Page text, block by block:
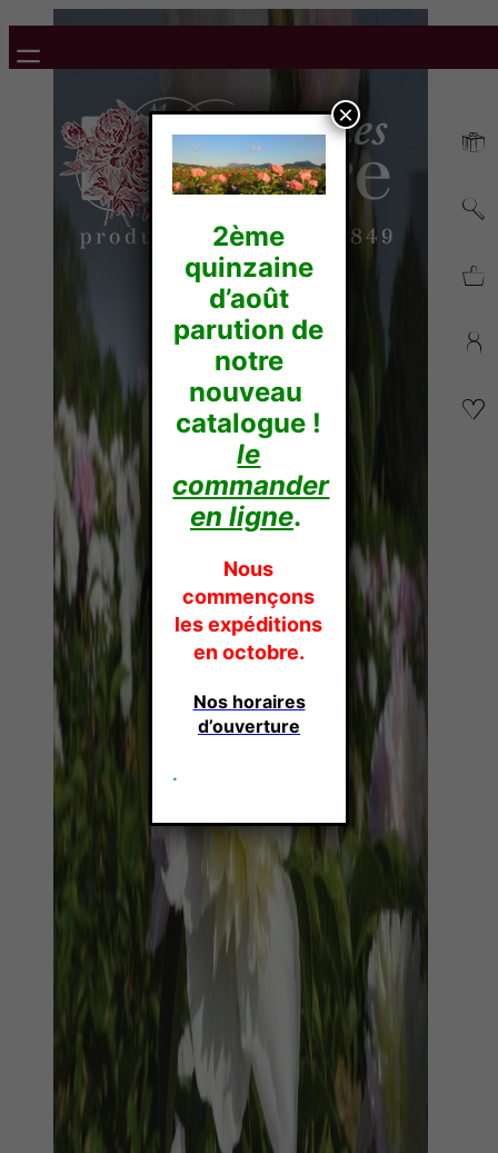
2ème
quinzaine
d’août
parution de
notre
nouveau
catalogue !
le
commander
en ligne.
Nous
commençons
les expéditions
en octobre.
Nos horaires
d’ouverture
.
×